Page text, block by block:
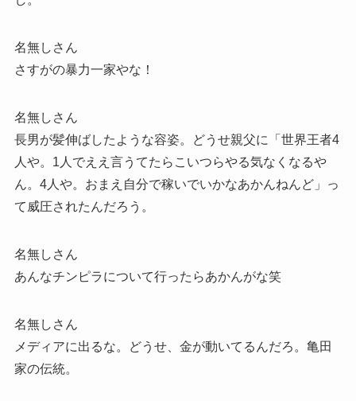
名無しさん
さすがの暴力一家やな！
名無しさん
長男が髪伸ばしたような容姿。どうせ親父に「世界王者4
人や。1人でええ言うてたらこいつらやる気なくなるや
ん。4人や。おまえ自分で稼いでいかなあかんねんど」っ
て威圧されたんだろう。
名無しさん
あんなチンピラについて行ったらあかんがな笑
名無しさん
メディアに出るな。どうせ、金が動いてるんだろ。亀田
家の伝統。